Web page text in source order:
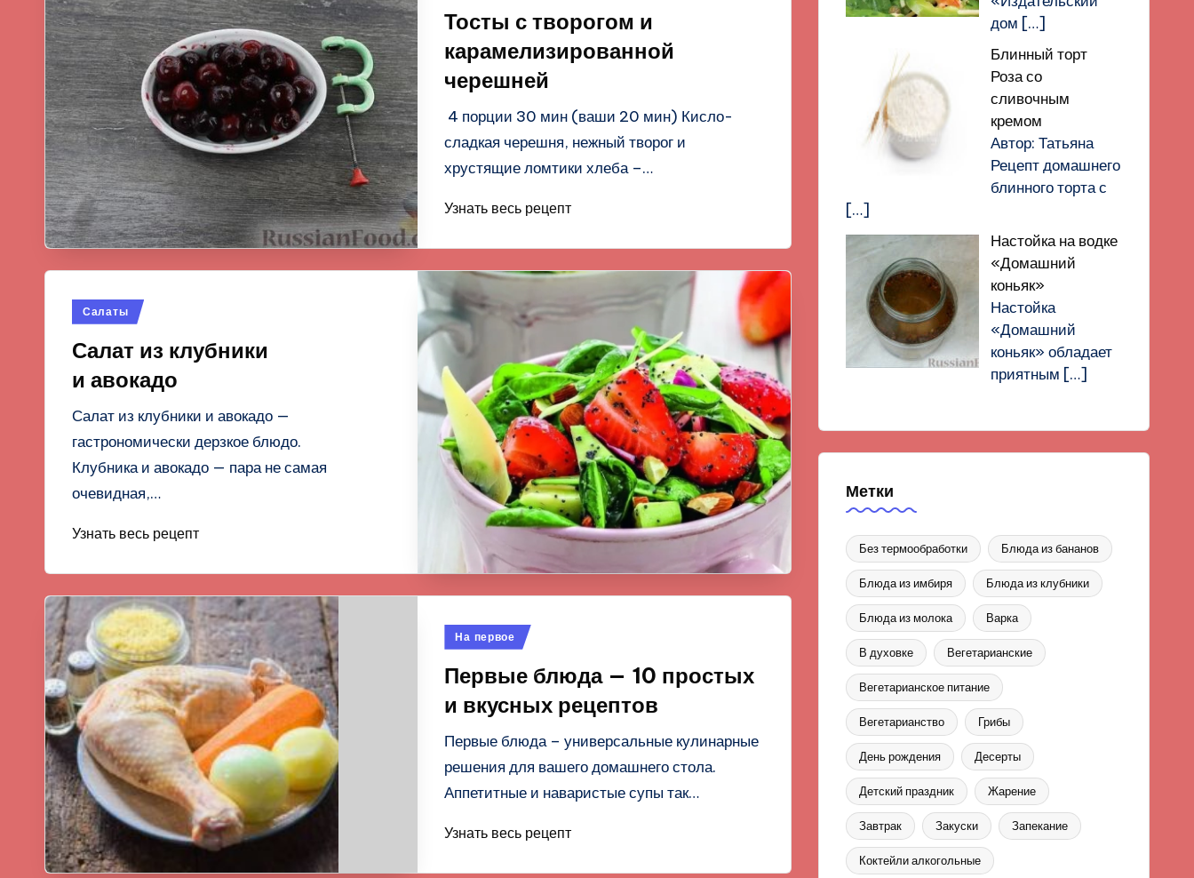
Тосты с творогом и
карамелизированной
черешней
4 порции 30 мин (ваши 20 мин) Кисло-
сладкая черешня, нежный творог и
хрустящие ломтики хлеба –…
Узнать весь рецепт
Опубликовано
Салаты
Салат из клубники
и авокадо
Салат из клубники и авокадо —
гастрономически дерзкое блюдо.
Клубника и авокадо — пара не самая
очевидная,…
Узнать весь рецепт
Опубликовано
На первое
Первые блюда — 10 простых
и вкусных рецептов
Первые блюда – универсальные кулинарные
решения для вашего домашнего стола.
Аппетитные и наваристые супы так…
Узнать весь рецепт
дом […]
Блинный торт
Роза со
сливочным
кремом
Автор: Татьяна
Рецепт домашнего
блинного торта с
[…]
Настойка на водке
«Домашний
коньяк»
Настойка
«Домашний
коньяк» обладает
приятным […]
Метки
Без термообработки Блюда из бананов
Блюда из имбиря Блюда из клубники
Блюда из молока Варка
В духовке Вегетарианские
Вегетарианское питание
Вегетарианство Грибы
День рождения Десерты
Детский праздник Жарение
Завтрак Закуски Запекание
Коктейли алкогольные